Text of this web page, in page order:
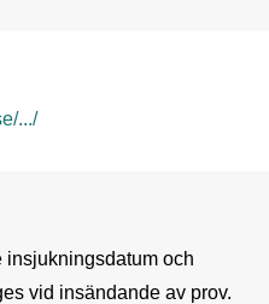
.../
och
vid insändande av prov.